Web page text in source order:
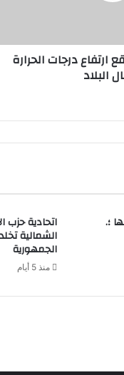
ارتفاع درجات الحرارة
البلاد
؛. اتحادية حزب
الشمالية
الجمهورية
منذ 5 أيام